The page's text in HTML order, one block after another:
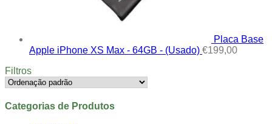
Placa Base
Apple iPhone XS Max - 64GB - (Usado) €199,00
Filtros
Categorias de Produtos